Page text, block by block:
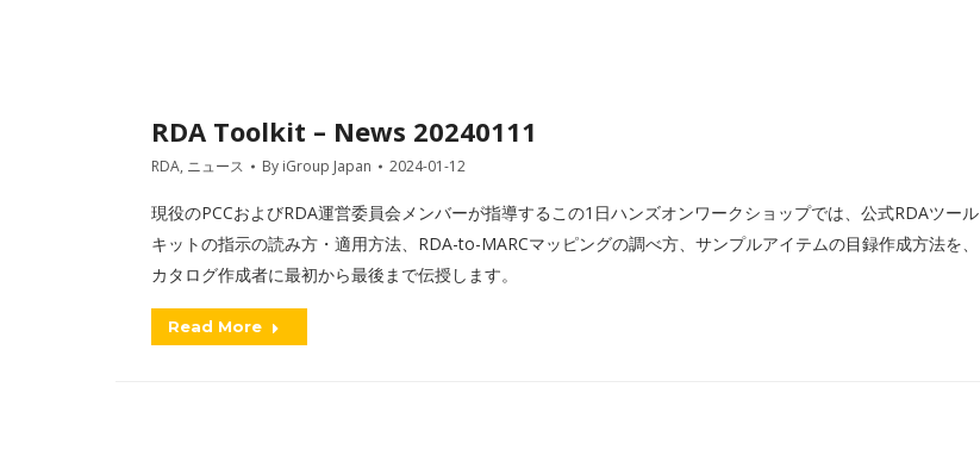
RDA Toolkit – News 20240111
RDA, ニュース By iGroup Japan 2024-01-12
現役のPCCおよびRDA運営委員会メンバーが指導するこの1日ハンズオンワークショップでは、公式RDAツール
キットの指示の読み方・適用方法、RDA-to-MARCマッピングの調べ方、サンプルアイテムの目録作成方法を、
カタログ作成者に最初から最後まで伝授します。
Read More